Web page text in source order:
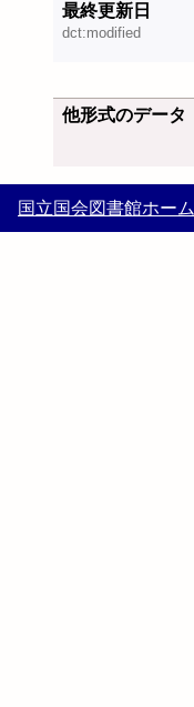
最終更新日
dct:modified
他形式のデータ
国立国会図書館ホーム